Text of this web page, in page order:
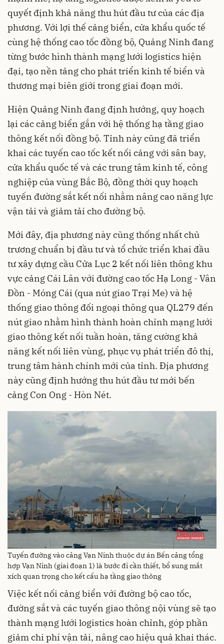
quyết định khả năng thu hút đầu tư của các địa
phương. Với lợi thế cảng biển, cửa khẩu quốc tế
cùng hệ thống cao tốc đồng bộ, Quảng Ninh đang
từng bước hình thành mạng lưới logistics hiện
đại, tạo nền tảng cho phát triển kinh tế biển và
thương mại biên giới trong giai đoạn mới.
Hiện Quảng Ninh đang định hướng, quy hoạch
lại các cảng biển gắn với hệ thống hạ tầng giao
thông kết nối đồng bộ. Tỉnh này cũng đã triển
khai các tuyến cao tốc kết nối cảng với sân bay,
cửa khẩu quốc tế và các trung tâm kinh tế, công
nghiệp của vùng Bắc Bộ, đồng thời quy hoạch
tuyến đường sắt kết nối nhằm nâng cao năng lực
vận tải và giảm tải cho đường bộ.
Mới đây, địa phương này cũng thống nhất chủ
trương chuẩn bị đầu tư và tổ chức triển khai đầu
tư xây dựng cầu Cửa Lục 2 kết nối liên thông khu
vực cảng Cái Lân với đường cao tốc Hạ Long - Vân
Đồn - Móng Cái (qua nút giao Trại Me) và hệ
thống giao thông đối ngoại thông qua QL279 đến
nút giao nhằm hình thành hoàn chỉnh mạng lưới
giao thông kết nối tuần hoàn, tăng cường khả
năng kết nối liên vùng, phục vụ phát triển đô thị,
trung tâm hành chính mới của tỉnh. Địa phương
này cũng định hướng thu hút đầu tư mới bến
cảng Con Ong - Hòn Nét.
Tuyến đường vào cảng Vạn Ninh thuộc dự án Bến cảng tổng
hợp Vạn Ninh (giai đoạn 1) là bước đi cần thiết, bổ sung mắt
xích quan trọng cho kết cấu hạ tầng giao thông
Việc kết nối cảng biển với đường bộ cao tốc,
đường sắt và các tuyến giao thông nội vùng sẽ tạo
thành mạng lưới logistics hoàn chỉnh, góp phần
giảm chi phí vận tải, nâng cao hiệu quả khai thác.